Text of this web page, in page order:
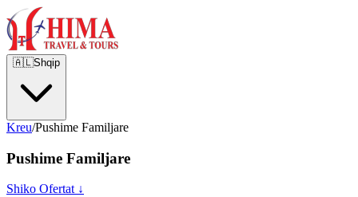
🇦🇱Shqip
Kreu/Pushime Familjare
Pushime Familjare
Shiko Ofertat ↓